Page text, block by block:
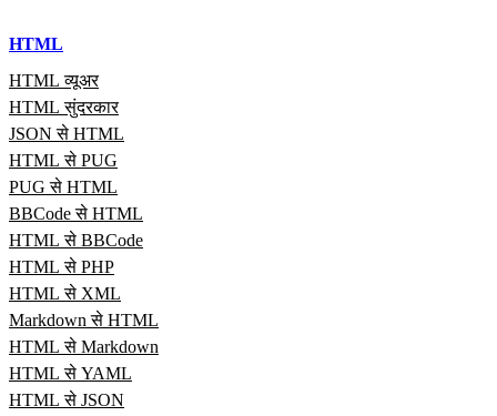
HTML
HTML व्यूअर
HTML सुंदरकार
JSON से HTML
HTML से PUG
PUG से HTML
BBCode से HTML
HTML से BBCode
HTML से PHP
HTML से XML
Markdown से HTML
HTML से Markdown
HTML से YAML
HTML से JSON